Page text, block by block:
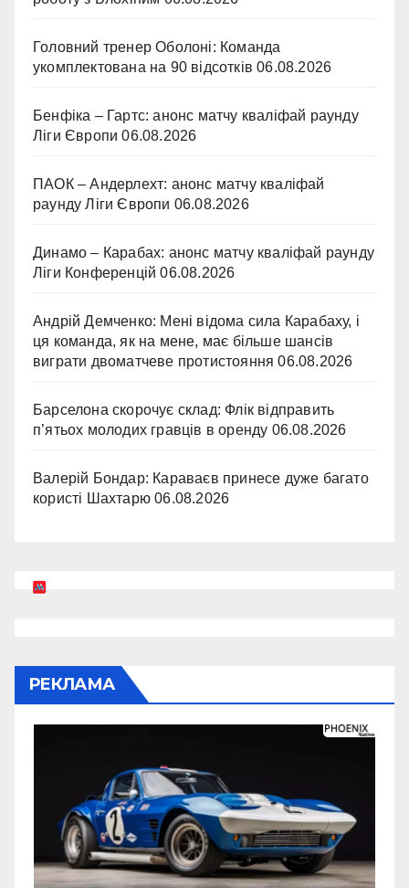
Головний тренер Оболоні: Команда
укомплектована на 90 відсотків 06.08.2026
Бенфіка – Гартс: анонс матчу кваліфай раунду
Ліги Європи 06.08.2026
ПАОК – Андерлехт: анонс матчу кваліфай
раунду Ліги Європи 06.08.2026
Динамо – Карабах: анонс матчу кваліфай раунду
Ліги Конференцій 06.08.2026
Андрій Демченко: Мені відома сила Карабаху, і
ця команда, як на мене, має більше шансів
виграти двоматчеве протистояння 06.08.2026
Барселона скорочує склад: Флік відправить
п’ятьох молодих гравців в оренду 06.08.2026
Валерій Бондар: Караваєв принесе дуже багато
користі Шахтарю 06.08.2026
РЕКЛАМА